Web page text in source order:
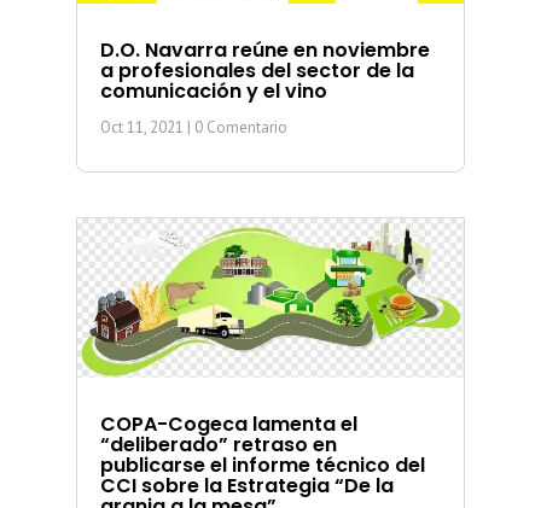
D.O. Navarra reúne en noviembre
a profesionales del sector de la
comunicación y el vino
Oct 11, 2021 | 0 Comentario
COPA-Cogeca lamenta el
“deliberado” retraso en
publicarse el informe técnico del
CCI sobre la Estrategia “De la